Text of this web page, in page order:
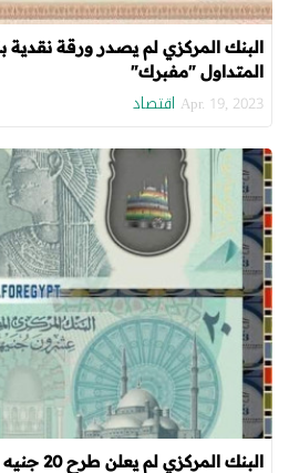
المتداول "مفبرك"
Apr. 19, 2023 اقتصاد
البنك المركزي لم يعلن طرح 20 جنيه بلاستيك قبل عيد الفطر